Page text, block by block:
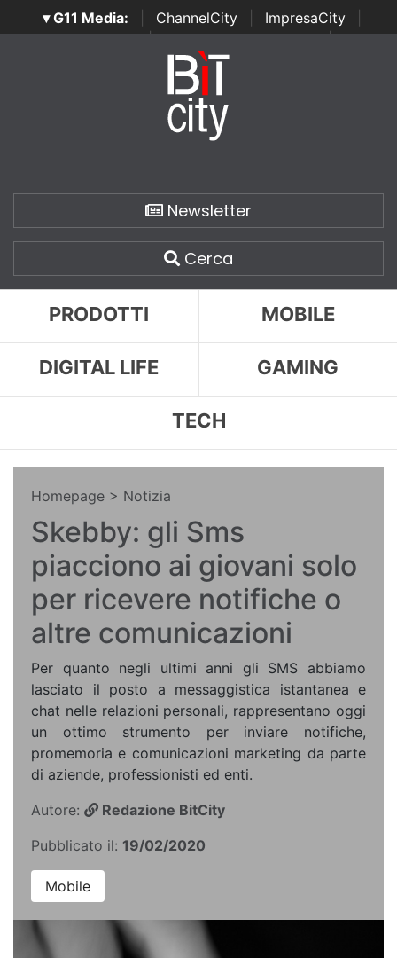
▾ G11 Media: ChannelCity ImpresaCity
SecurityOpenLab | Italian Channel Awards | Italian
Italian Security Awards
Newsletter
Cerca
PRODOTTI MOBILE
DIGITAL LIFE GAMING
TECH
Homepage > Notizia
Skebby: gli Sms
piacciono ai giovani solo
per ricevere notifiche o
altre comunicazioni
Per quanto negli ultimi anni gli SMS abbiamo
lasciato il posto a messaggistica istantanea e
chat nelle relazioni personali, rappresentano oggi
un ottimo strumento per inviare notifiche,
promemoria e comunicazioni marketing da parte
di aziende, professionisti ed enti.
Autore:
Redazione BitCity
Pubblicato il: 19/02/2020
Mobile